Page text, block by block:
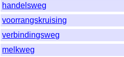
handelsweg
voorrangskruising
verbindingsweg
melkweg